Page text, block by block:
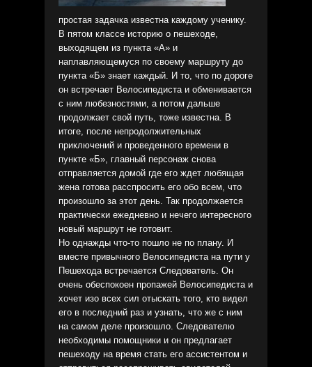
простая задачка известна каждому ученику.
В пятом классе историю о пешеходе,
выходящем из пункта «А» и
наплавляющемуся по своему маршруту до
пункта «Б» знает каждый. И то, что по дороге
он встречает Велосипедиста и обменивается
с ним любезностями, а потом дальше
продолжает свой путь, тоже известна. В
итоге, после непродолжительных
приключений и проведенного времени в
пункте «Б», главный персонаж снова
отправляется домой где его ждет любящая
жена готова расспросить его обо всем, что
произошло за этот день. Так продолжается
практически ежедневно и нечего интересного
новый маршрут не готовит.
Но однажды что-то пошло не по плану. И
вместе привычного Велосипедиста на пути у
Пешехода встречается Следователь. Он
очень обеспокоен пропажей Велосипедиста и
хочет изо всех сил отыскать того, кто видел
его в последний раз и узнать, что же с ним
на самом деле произошло. Следователю
необходимы помощники и он предлагает
пешеходу на время стать его ассистентом и